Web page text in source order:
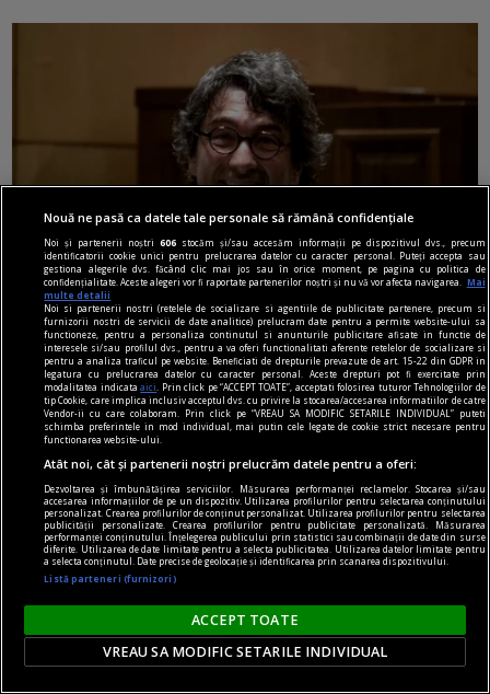
axa dus-întors
Avram Iancu – 200
Și totuși, posteritatea lui este impresionantă și
oricine mai simte românește nu poate să nu
simtă o înaltă emoție gîndindu-se la el.
Sever VOINESCU
Nouă ne pasă ca datele tale personale să rămână confidențiale
Noi și partenerii noștri606 stocăm și/sau accesăm informații pe dispozitivul dvs., precum
identificatorii cookie unici pentru prelucrarea datelor cu caracter personal. Puteți accepta sau
gestiona alegerile dvs. făcând clic mai jos sau în orice moment, pe pagina cu politica de
confidențialitate. Aceste alegeri vor fi raportate partenerilor noștri și nu vă vor afecta navigarea.
Mai
multe detalii
Noi si partenerii nostri (retelele de socializare si agentiile de publicitate partenere, precum si
furnizorii nostri de servicii de date analitice) prelucram date pentru a permite website-ului sa
functioneze, pentru a personaliza continutul si anunturile publicitare afisate in functie de
interesele si/sau profilul dvs., pentru a va oferi functionalitati aferente retelelor de socializare si
pentru a analiza traficul pe website. Beneficiati de drepturile prevazute de art. 15-22 din GDPR in
legatura cu prelucrarea datelor cu caracter personal. Aceste drepturi pot fi exercitate prin
modalitatea indicataaici
. Prin click pe “ACCEPT TOATE”, acceptati folosirea tuturor Tehnologiilor de
tip Cookie, care implica inclusiv acceptul dvs. cu privire la stocarea/accesarea informatiilor de catre
Vendor-ii cu care colaboram. Prin click pe “VREAU SA MODIFIC SETARILE INDIVIDUAL” puteti
schimba preferintele in mod individual, mai putin cele legate de cookie strict necesare pentru
functionarea website-ului.
Atât noi, cât și partenerii noștri prelucrăm datele pentru a oferi:
Dezvoltarea și îmbunătățirea serviciilor. Măsurarea performanței reclamelor. Stocarea și/sau
accesarea informațiilor de pe un dispozitiv. Utilizarea profilurilor pentru selectarea conținutului
personalizat. Crearea profilurilor de conținut personalizat. Utilizarea profilurilor pentru selectarea
publicității personalizate. Crearea profilurilor pentru publicitate personalizată. Măsurarea
performanței conținutului. Înțelegerea publicului prin statistici sau combinații de date din surse
diferite. Utilizarea de date limitate pentru a selecta publicitatea. Utilizarea datelor limitate pentru
a selecta conținutul. Date precise de geolocație și identificarea prin scanarea dispozitivului.
Listă parteneri (furnizori)
ACCEPT TOATE
VREAU SA MODIFIC SETARILE INDIVIDUAL